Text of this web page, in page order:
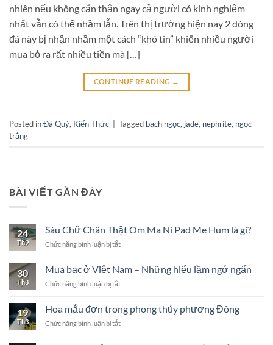
nhiên nếu không cẩn thận ngay cả người có kinh nghiệm
nhất vẫn có thể nhầm lẫn. Trên thị trường hiện nay 2 dòng
đá này bị nhận nhầm một cách “khó tin” khiến nhiều người
mua bỏ ra rất nhiều tiền mà […]
CONTINUE READING →
Posted inĐá Quý, Kiến Thức Tagged bạch ngọc, jade, nephrite, ngọc
trắng
BÀI VIẾT GẦN ĐÂY
24
Th9
Sáu Chữ Chân Thật Om Ma Ni Pad Me Hum là gì?
Chức năng bình luận bị tắtở
Chân
Thật
Ni
Pad
30
Th8
Mua bạc ở Việt Nam – Những hiểu lầm ngớ ngẩn
Chức năng bình luận bị tắtở
ở
Việt
19
Th3
Hoa mẫu đơn trong phong thủy phương Đông
Chức năng bình luận bị tắtở